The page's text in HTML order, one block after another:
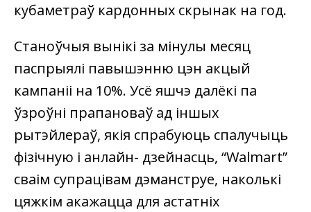
кубаметраў кардонных скрынак на год.
Станоўчыя вынікі за мінулы месяц
паспрыялі павышэнню цэн акцый
кампаніі на 10%. Усё яшчэ далёкі па
ўзроўні прапановаў ад іншых
рытэйлераў, якія спрабуюць спалучыць
фізічную і анлайн- дзейнасць, “Walmart”
сваім супрацівам дэманструе, наколькі
цяжкім акажацца для астатніх